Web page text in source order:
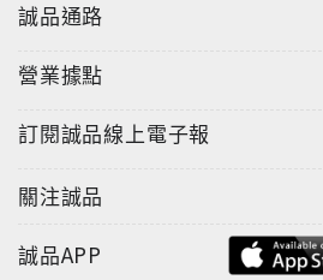
誠品通路
營業據點
訂閱誠品線上電子報
關注誠品
誠品APP